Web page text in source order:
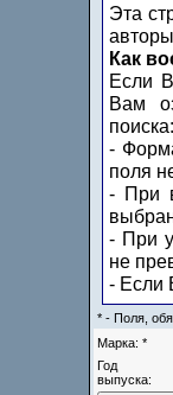
Эта
Как
Если
Вам
поиска:
-
поля
- При
- При
не
- Если
* - Поля,
Марка: *
Год
выпуска: